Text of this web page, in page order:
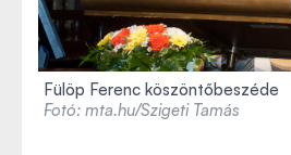
Fülöp Ferenc köszöntőbeszéde
Fotó: mta.hu/Szigeti Tamás